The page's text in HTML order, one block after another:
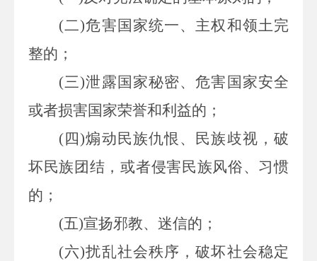
(二)危害国家统一、主权和领土完
整的；
(三)泄露国家秘密、危害国家安全
或者损害国家荣誉和利益的；
(四)煽动民族仇恨、民族歧视，破
坏民族团结，或者侵害民族风俗、习惯
的；
(五)宣扬邪教、迷信的；
(六)扰乱社会秩序，破坏社会稳定